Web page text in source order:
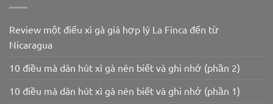
Review một điếu xì gà giá hợp lý La Finca đến từ
Nicaragua
10 điều mà dân hút xì gà nên biết và ghi nhớ (phần 2)
10 điều mà dân hút xì gà nên biết và ghi nhớ (phần 1)